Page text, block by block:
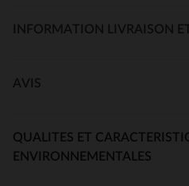
INFORMATION LIVRAISON
AVIS
QUALITES ET
ENVIRONNEMENTALES